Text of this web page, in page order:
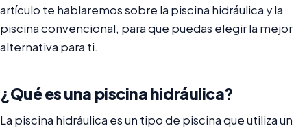
artículo te hablaremos sobre la piscina hidráulica y la
piscina convencional, para que puedas elegir la mejor
alternativa para ti.
¿Qué es una piscina hidráulica?
La piscina hidráulica es un tipo de piscina que utiliza un